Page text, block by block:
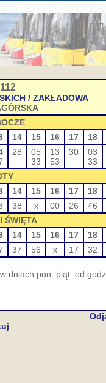
/ ZAKŁADOWA
14 15 16 17 18
28
05
33
13
53
30
03
33
14 15 16 17 18
38 x 00 26 46
ŚWIĘTA
14 15 16 17 18
37 56 x 17 32
dniach pon. piąt. od